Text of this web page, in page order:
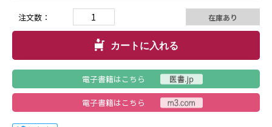
注文数： 在庫あり
カートに入れる
電子書籍はこちら
電子書籍はこちら